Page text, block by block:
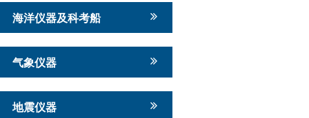
海洋仪器及科考船
气象仪器
地震仪器